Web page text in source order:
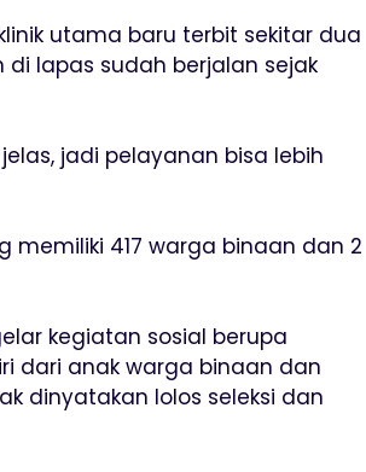
utama baru terbit sekitar dua
lapas sudah berjalan sejak
jadi pelayanan bisa lebih
memiliki 417 warga binaan dan 2
kegiatan sosial berupa
dari anak warga binaan dan
dinyatakan lolos seleksi dan